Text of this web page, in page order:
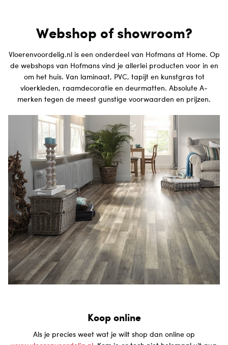
Webshop of showroom?
Vloerenvoordelig.nl is een onderdeel van Hofmans at Home. Op
de webshops van Hofmans vind je allerlei producten voor in en
om het huis. Van laminaat, PVC, tapijt en kunstgras tot
vloerkleden, raamdecoratie en deurmatten. Absolute A-
merken tegen de meest gunstige voorwaarden en prijzen.
Koop online
Als je precies weet wat je wilt shop dan online op